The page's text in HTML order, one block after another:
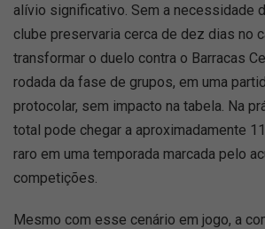
alívio significativo. Sem a necessidade
clube preservaria cerca de dez dias no
transformar o duelo contra o Barracas
rodada da fase de grupos, em uma
protocolar, sem impacto na tabela. Na
total pode chegar a aproximadamente
raro em uma temporada marcada pelo
competições.
Mesmo com esse cenário em jogo, a